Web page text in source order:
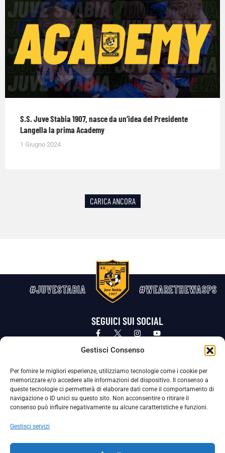
Gestisci Consenso
Per fornire le migliori esperienze, utilizziamo tecnologie come i cookie per
memorizzare e/o accedere alle informazioni del dispositivo. Il consenso a
queste tecnologie ci permetterà di elaborare dati come il comportamento di
navigazione o ID unici su questo sito. Non acconsentire o ritirare il
consenso può influire negativamente su alcune caratteristiche e funzioni.
Gestisci servizi
S.S. Juve Stabia 1907, nasce da un’idea del Presidente
Langella la prima Academy
1 Giugno 2024
CARICA ANCORA
#JUVESTABIA #WEARETHEWASPS
SEGUICI SUI SOCIAL
Privacy Policy Cookie Policy
La Società ha nominato il Responsabile della Protezione dei Dati Personali (DPO), figura specializzata che vigila sulle modalità
adottate dalla nostra Società per tutelare i Suoi dati personali.
Per contattare il DPO può scrivere a